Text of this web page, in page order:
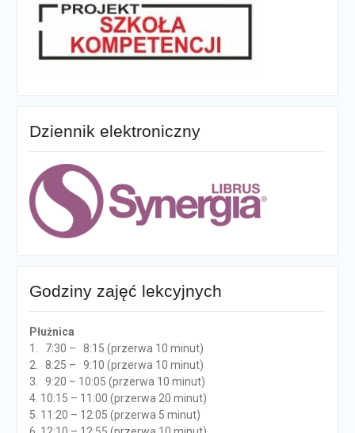
Dziennik elektroniczny
Godziny zajęć lekcyjnych
Płużnica
1. 7:30 – 8:15 (przerwa 10 minut)
2. 8:25 – 9:10 (przerwa 10 minut)
3. 9:20 – 10:05 (przerwa 10 minut)
4. 10:15 – 11:00 (przerwa 20 minut)
5. 11:20 – 12:05 (przerwa 5 minut)